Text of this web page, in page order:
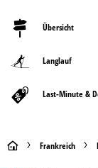
Übersicht
Langlauf
Last-Minute &
S Frankreich